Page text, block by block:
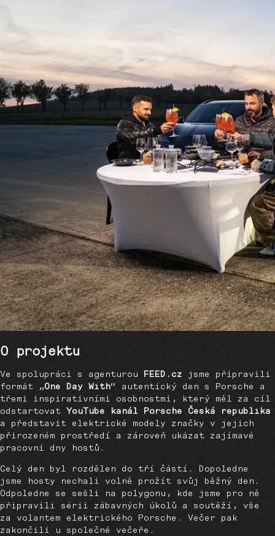
O projektu
Ve spolupráci s agenturou FEED.cz jsme připravili
formát „One Day With“ autentický den s Porsche a
třemi inspirativními osobnostmi, který měl za cíl
odstartovat YouTube kanál Porsche Česká republika
a představit elektrické modely značky v jejich
přirozeném prostředí a zároveň ukázat zajímavé
pracovní dny hostů.
Celý den byl rozdělen do tří částí. Dopoledne
jsme hosty nechali volně prožít svůj běžný den.
Odpoledne se sešli na polygonu, kde jsme pro ně
připravili sérii zábavných úkolů a soutěží, vše
za volantem elektrického Porsche. Večer pak
zakončili u společné večeře.